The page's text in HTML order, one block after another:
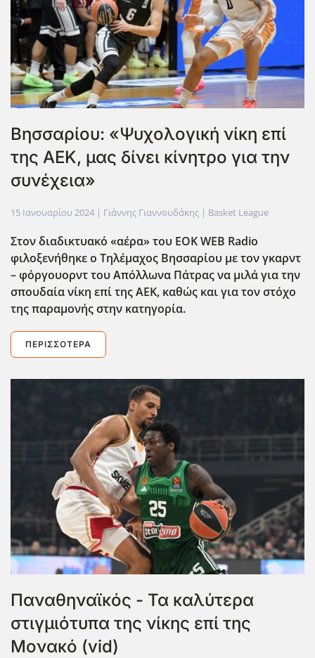
Βησσαρίου: «Ψυχολογική νίκη επί
της ΑΕΚ, μας δίνει κίνητρο για την
συνέχεια»
15 Ιανουαρίου 2024 | Γιάννης Γιαννουδάκης | Basket League
Στον διαδικτυακό «αέρα» του EOKWEB Radio
φιλοξενήθηκε ο Τηλέμαχος Βησσαρίου με τον γκαρντ
– φόργουορντ του Απόλλωνα Πάτρας να μιλά για την
σπουδαία νίκη επί της ΑΕΚ, καθώς και για τον στόχο
της παραμονής στην κατηγορία.
ΠΕΡΙΣΣΌΤΕΡΑ
Παναθηναϊκός - Τα καλύτερα
στιγμιότυπα της νίκης επί της
Μονακό (vid)